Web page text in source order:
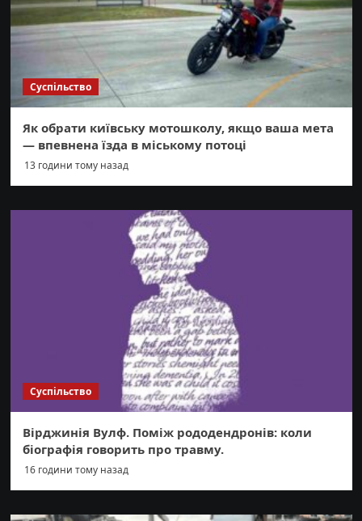
Суспільство
Як обрати київську мотошколу, якщо ваша мета
— впевнена їзда в міському потоці
13 години тому назад
Суспільство
Вірджинія Вулф. Поміж рододендронів: коли
біографія говорить про травму.
16 години тому назад